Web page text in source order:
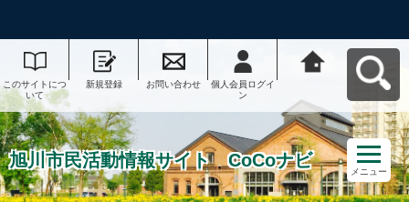
このサイトにつ
いて
新規登録 お問い合わせ
個人会員ログイ
ン
ナビへ戻る
旭川市民活動情報サイト CoCoナビ
メニュー